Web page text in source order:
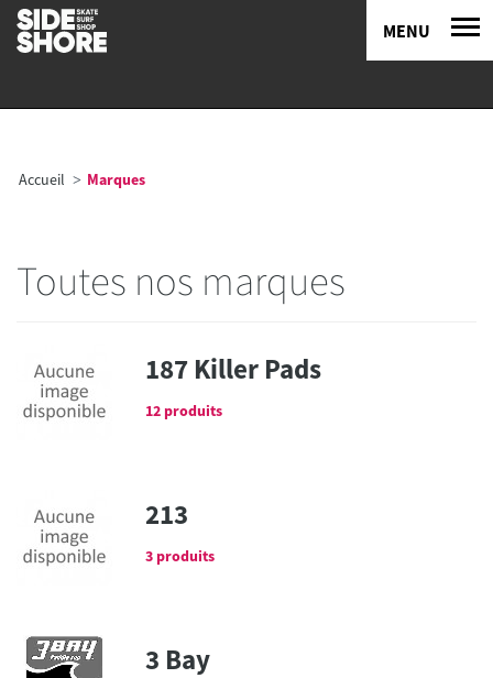
MENU
Accueil Marques
Toutes nos marques
187 Killer Pads
12 produits
213
3 produits
3 Bay